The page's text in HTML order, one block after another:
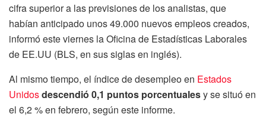
cifra superior a las previsiones de los analistas, que
habían anticipado unos 49.000 nuevos empleos creados,
informó este viernes la Oficina de Estadísticas Laborales
de EE.UU (BLS, en sus siglas en inglés).
Al mismo tiempo, el índice de desempleo en Estados
Unidosdescendió 0,1 puntos porcentualesy se situó en
el 6,2 % en febrero, según este informe.